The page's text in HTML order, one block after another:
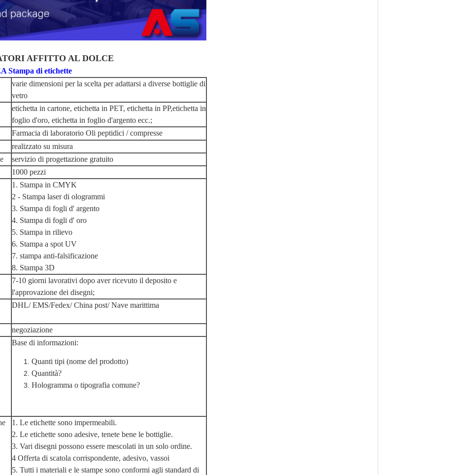
AFFITTO AL DOLCE
Stampa di etichette
varie dimensioni per la scelta per adattarsi a diverse bottiglie di
vetro
etichetta in cartone, etichetta in PET, etichetta in PP,etichetta in
foglio d'oro, etichetta in foglio d'argento ecc.;
Farmacia di laboratorio Oli peptidici / compresse
realizzato su misura
servizio di progettazione gratuito
1000 pezzi
1. Stampa in CMYK
2 - Stampa laser di ologrammi
3. Stampa di fogli d' argento
4. Stampa di fogli d' oro
5. Stampa in rilievo
6. Stampa a spot UV
7. stampa anti-falsificazione
8. Stampa 3D
7-10 giorni lavorativi dopo aver ricevuto il deposito e
l'approvazione dei disegni;
DHL/ EMS/Fedex/ China post/ Nave marittima
negoziazione
Base di informazioni:
Quanti tipi (nome del prodotto)
Quantità?
Hologramma o tipografia comune?
1. Le etichette sono impermeabili.
2. Le etichette sono adesive, tenete bene le bottiglie.
3. Vari disegni possono essere mescolati in un solo ordine.
4 Offerta di scatola corrispondente, adesivo, vassoi
5. Tutti i materiali e le stampe sono conformi agli standard di